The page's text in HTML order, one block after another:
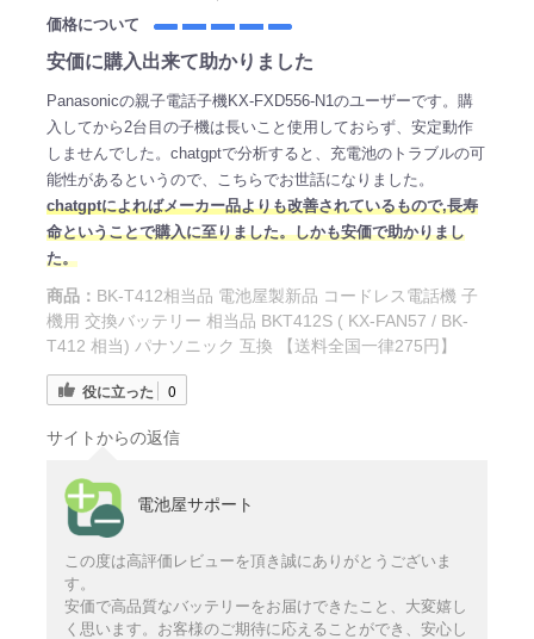
価格について
安価に購入出来て助かりました
Panasonicの親子電話子機KX-FXD556-N1のユーザーです。購
入してから2台目の子機は長いこと使用しておらず、安定動作
しませんでした。chatgptで分析すると、充電池のトラブルの可
能性があるというので、こちらでお世話になりました。
chatgptによればメーカー品よりも改善されているもので,長寿
命ということで購入に至りました。しかも安価で助かりまし
た。
商品： BK-T412相当品 電池屋製新品 コードレス電話機 子
機用 交換バッテリー 相当品 BKT412S ( KX-FAN57 / BK-
T412 相当) パナソニック 互換 【送料全国一律275円】
役に立った 0
サイトからの返信
電池屋サポート
この度は高評価レビューを頂き誠にありがとうございま
す。
安価で高品質なバッテリーをお届けできたこと、大変嬉し
く思います。お客様のご期待に応えることができ、安心し